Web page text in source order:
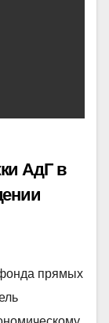
АдГ в
прямых